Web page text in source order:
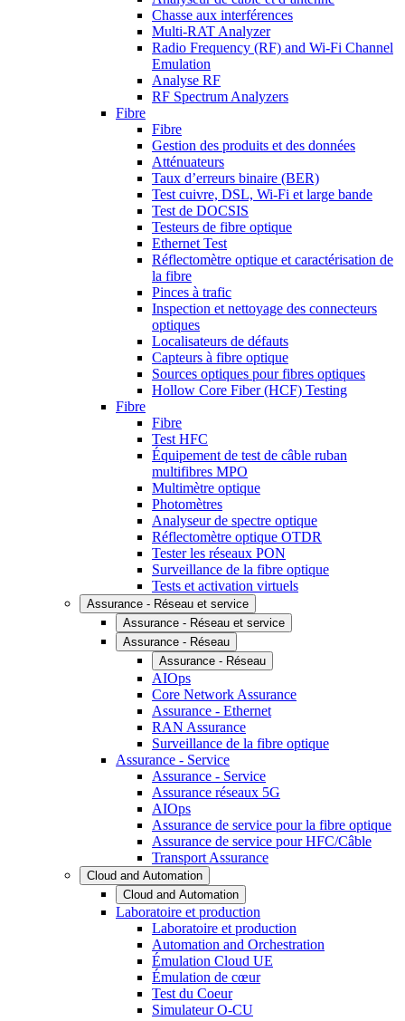
Chasse aux interférences
Multi-RAT Analyzer
Radio Frequency (RF) and Wi-Fi Channel
Emulation
Analyse RF
RF Spectrum Analyzers
Fibre
Fibre
Gestion des produits et des données
Atténuateurs
Taux d’erreurs binaire (BER)
Test cuivre, DSL, Wi-Fi et large bande
Test de DOCSIS
Testeurs de fibre optique
Ethernet Test
Réflectomètre optique et caractérisation de
la fibre
Pinces à trafic
Inspection et nettoyage des connecteurs
optiques
Localisateurs de défauts
Capteurs à fibre optique
Sources optiques pour fibres optiques
Hollow Core Fiber (HCF) Testing
Fibre
Fibre
Test HFC
Équipement de test de câble ruban
multifibres MPO
Multimètre optique
Photomètres
Analyseur de spectre optique
Réflectomètre optique OTDR
Tester les réseaux PON
Surveillance de la fibre optique
Tests et activation virtuels
Assurance - Réseau et service
Assurance - Réseau et service
Assurance - Réseau
Assurance - Réseau
AIOps
Core Network Assurance
Assurance - Ethernet
RAN Assurance
Surveillance de la fibre optique
Assurance - Service
Assurance - Service
Assurance réseaux 5G
AIOps
Assurance de service pour la fibre optique
Assurance de service pour HFC/Câble
Transport Assurance
Cloud and Automation
Cloud and Automation
Laboratoire et production
Laboratoire et production
Automation and Orchestration
Émulation Cloud UE
Émulation de cœur
Test du Coeur
Simulateur O-CU